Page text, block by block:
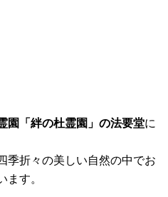
園「絆の杜霊園」の法要堂に
季折々の美しい自然の中でお
ます。